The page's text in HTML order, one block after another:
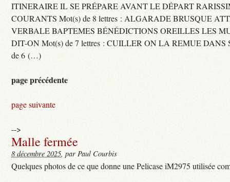
ITINERAIRE IL SE PRÉPARE AVANT LE DÉPART
COURANTS Mot(s) de 8 lettres : ALGARADE BRUSQUE
VERBALE BAPTEMES BÉNÉDICTIONS OREILLES LES
DIT-ON Mot(s) de 7 lettres : CUILLER ON LA REMUE DANS
de 6 (…)
page précédente
page suivante
-->
Malle fermée
8 décembre 2025, par Paul Courbis
Quelques photos de ce que donne une Pelicase iM2975 utilisée